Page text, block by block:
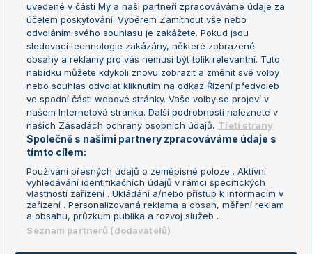
US Open
Turnaj mistrů
Turnaj mistryň
Aktualní trendy
Fotbalové přestupy
Livesport Daily
LS Prague Open
Podmínky užití
Nastavení soukromí
GDPR a žurnalistika
Reklama
Kontakt
Informace o zpracování osobních
údajů
uvedené v části My a naši partneři zpracováváme údaje za
účelem poskytování. Výběrem Zamítnout vše nebo
odvoláním svého souhlasu je zakážete. Pokud jsou
sledovací technologie zakázány, některé zobrazené
obsahy a reklamy pro vás nemusí být tolik relevantní. Tuto
nabídku můžete kdykoli znovu zobrazit a změnit své volby
nebo souhlas odvolat kliknutím na odkaz Řízení předvoleb
ve spodní části webové stránky. Vaše volby se projeví v
našem Internetová stránka. Další podrobnosti naleznete v
našich Zásadách ochrany osobních údajů. Třetí strany
Společně s našimi partnery zpracováváme údaje s
tímto cílem:
Používání přesných údajů o zeměpisné poloze . Aktivní
vyhledávání identifikačních údajů v rámci specifických
vlastností zařízení . Ukládání a/nebo přístup k informacím v
zařízení . Personalizovaná reklama a obsah, měření reklam
a obsahu, průzkum publika a rozvoj služeb .
Seznam partnerů (dodavatelů)